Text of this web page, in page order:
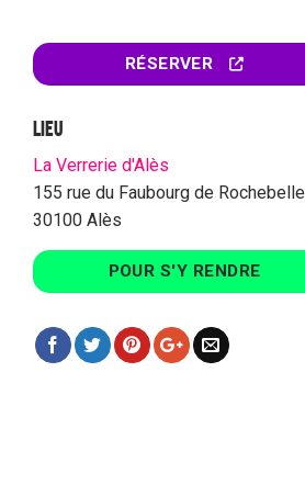
RÉSERVER
LIEU
La Verrerie d'Alès
155 rue du Faubourg de Rochebelle
30100 Alès
POUR S'Y RENDRE